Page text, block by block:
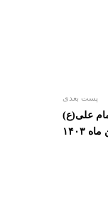
پست بعدی
علی(ع)
۱۴۰۳